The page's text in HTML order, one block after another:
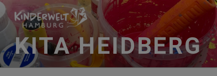
Zum
Inhalt
springen
KITA HEIDBERG